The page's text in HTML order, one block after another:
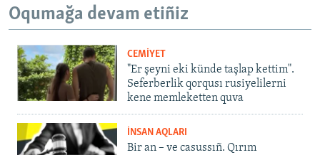
Oqumağa devam etiñiz
CEMİYET
"Er şeyni eki künde taşlap kettim".
Seferberlik qorqusı rusiyelilerni
kene memleketten quva
İNSAN AQLARI
Bir an – ve casussıñ. Qırım